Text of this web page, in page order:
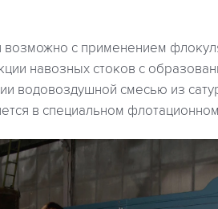
с применением
навозных стоков с
водовоздушной смесью из
в специальном